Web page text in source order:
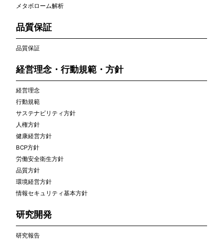
メタボローム解析
品質保証
品質保証
経営理念・行動規範・方針
経営理念
行動規範
サステナビリティ方針
人権方針
健康経営方針
BCP方針
労働安全衛生方針
品質方針
環境経営方針
情報セキュリティ基本方針
研究開発
研究報告